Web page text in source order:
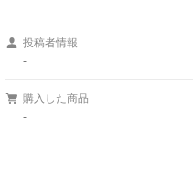
投稿者情報
-
購入した商品
-